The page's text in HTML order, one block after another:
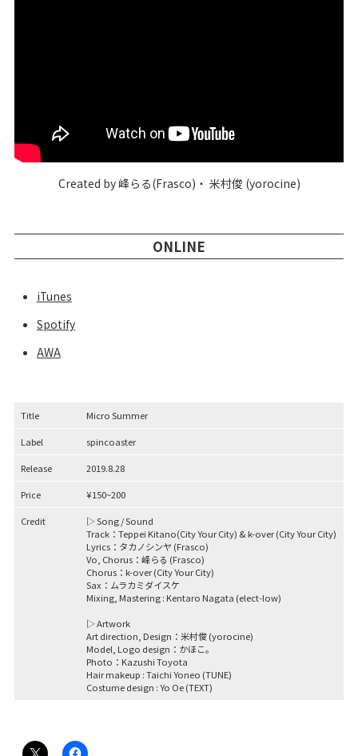
Created by 峰らる(Frasco)・ 米村俊 (yorocine)
ONLINE
iTunes
Spotify
AWA
Title Micro Summer
Label spincoaster
Release 2019.8.28
Price ¥150~200
Credit
▷ Song / Sound
Track：Teppei Kitano(City Your City) & k-over (City Your City)
Lyrics：タカノシンヤ (Frasco)
Vo, Chorus：峰らる (Frasco)
Chorus：k-over (City Your City)
Sax：ムラカミダイスケ
Mixing, Mastering : Kentaro Nagata (elect-low)
▷ Artwork
Art direction, Design：米村俊 (yorocine)
Model, Logo design： かほこ。
Photo： Kazushi Toyota
Hair makeup :Taichi Yoneo (TUNE)
Costume design :Yo Oe (TEXT)